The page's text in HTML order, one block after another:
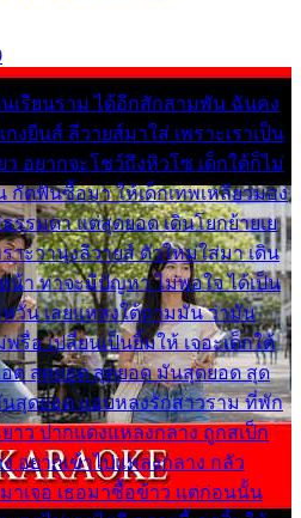
เรียนราม ได้อีกสักสามพัน ฉันคง
งยีนส์ ลีวายส์มาใส่ เพราะเราเป็น
ว อยากจะโชว์ถึงหิวโซ เด็กใต้ก็ไม่
ดฟันซื้อมา ให้เด็กเทพเหลียวมอง
รรมดา แต่สุดยอด เดินโยกย้ายเย
าะว่านุ่งลีวายส์ ตัวใหม่ใส่มา เดิน
น้า ท่าจะมีปัญหา ไม่พอใจ ได้เป็น
วั่น เลยแหลงใต้ถามมัน ว่ามัน
อ เปลี่ยนเป็นยิ้มให้ เจอะเด็กใต้
ด สุดยอด สุดยอด มันสุดยอด สุด
สุดยอด แอบหลงรักสาวราม ที่พัก
าว ปากแดงแหลงกลาง ถูกสเป็ก
อยากเข้าไปแหลงกลาง กลัว
าเจอ เธอมาซื้อข้าว แต่ก่อนนั้น